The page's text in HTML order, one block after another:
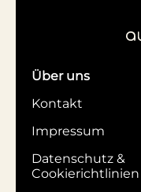
Über uns
Kontakt
Impressum
Datenschutz &
Cookierichtlinien